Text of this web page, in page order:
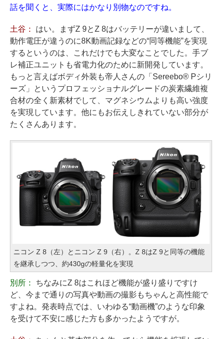
話を聞くと、実際にはかなり別物なのですね。
土谷： はい。まずZ 9とZ 8はバッテリーが違いまして、
動作電圧が違うのに8K動画記録などの“同等機能”を実現
するというのは、これだけでも大変なことでした。手ブ
レ補正ユニットも省電力化のために新開発しています。
もっと言えばボディ外装も帝人さんの「Sereebo® Pシリ
ーズ」というプロフェッショナルグレードの炭素繊維複
合材の全く新素材でして、マグネシウムよりも高い強度
を実現しています。他にもお伝えしきれていない部分が
たくさんあります。
ニコン Z 8（左）とニコン Z 9（右）。Z 8はZ 9と同等の機能
を継承しつつ、約430gの軽量化を実現
別所： ちなみにZ 8はこれほど機能が盛り盛りですけ
ど、今まで通りの写真や動画の撮影もちゃんと高性能で
すよね。発表時点では、いわゆる“動画機”のような印象
を受けて不安に感じた方も多かったようですが。